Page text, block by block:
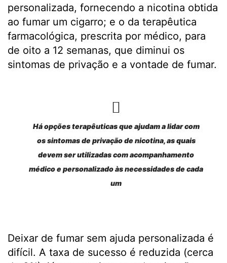
personalizada, fornecendo a nicotina obtida
ao fumar um cigarro; e o da terapêutica
farmacológica, prescrita por médico, para
de oito a 12 semanas, que diminui os
sintomas de privação e a vontade de fumar.
Há opções terapêuticas que ajudam a lidar com
os sintomas de privação de nicotina, as quais
devem ser utilizadas com acompanhamento
médico e personalizado às necessidades de cada
um
Deixar de fumar sem ajuda personalizada é
difícil. A taxa de sucesso é reduzida (cerca